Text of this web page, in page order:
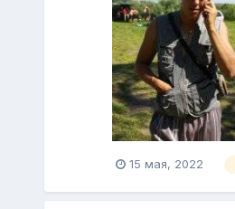
15 мая, 2022